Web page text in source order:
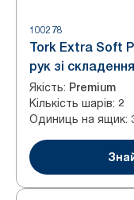
100278
Tork Extra Soft
рук зі
Якість: Premium
Кількість шарів: 2
Одиниць на ящик: